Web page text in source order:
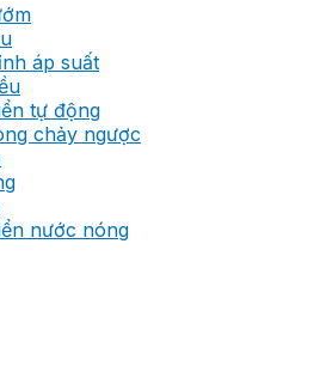
áp suất
tự động
chảy ngược
nước nóng